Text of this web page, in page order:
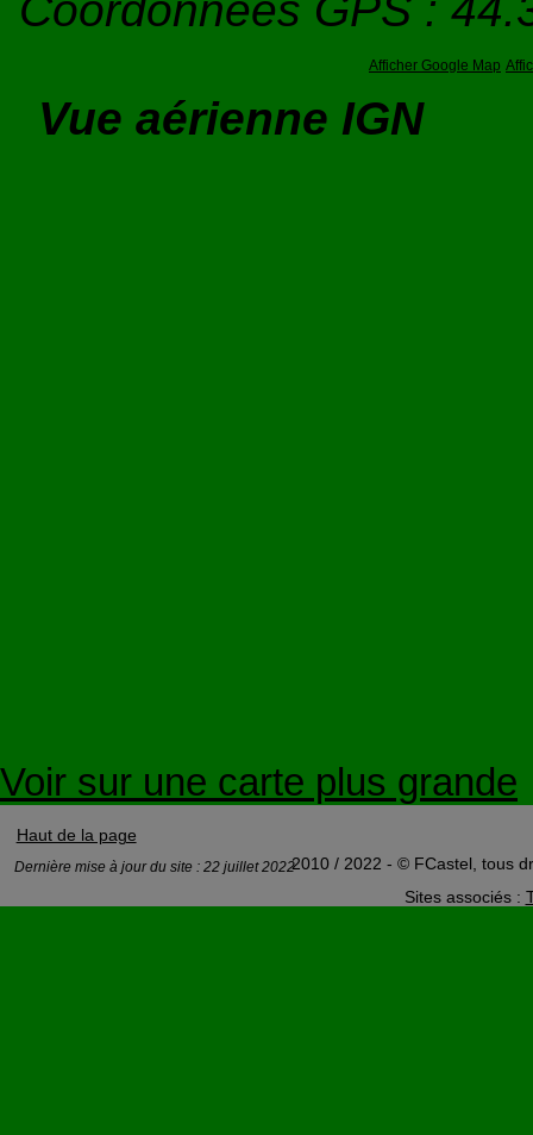
Afficher Google Map
Vue aérienne IGN
Voir sur une carte plus grande
Haut de la page
Dernière mise à jour du site : 22 juillet 20222010 / 2022 - © FCastel, tous
Sites associés :